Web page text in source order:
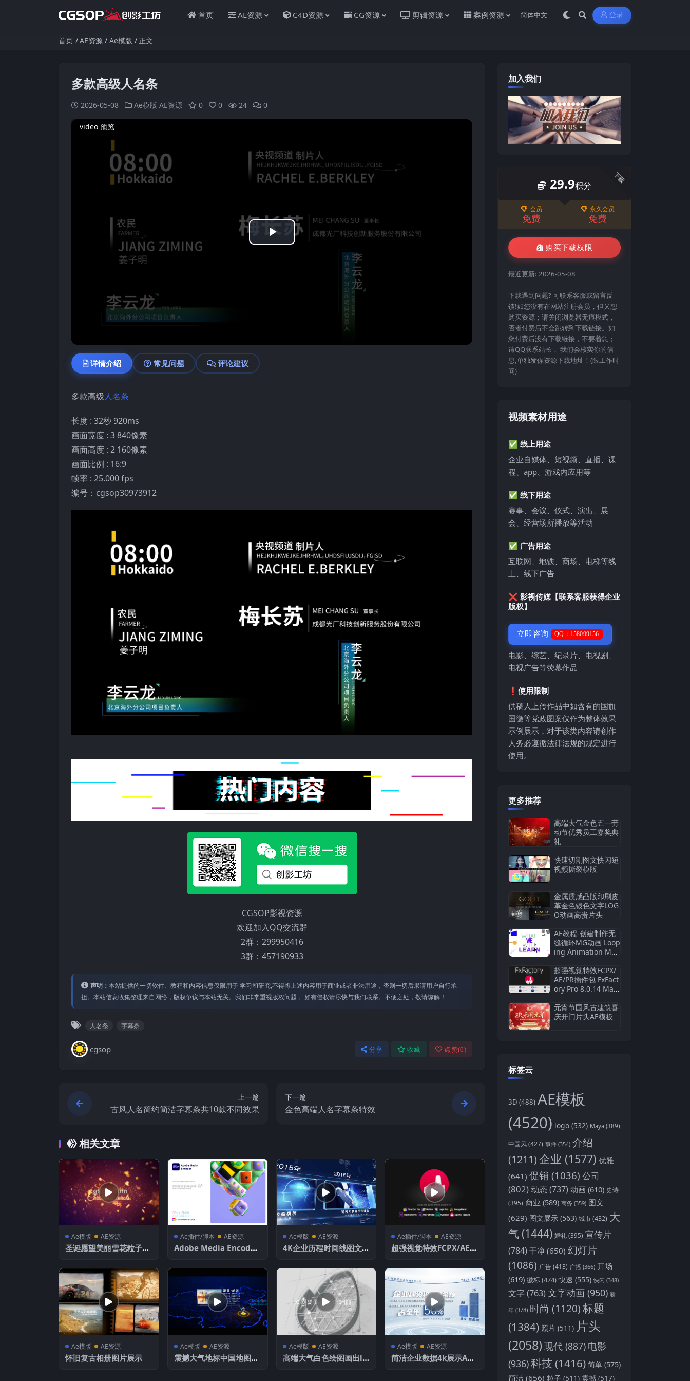
首页 AE资源 C4D资源 CG资源 剪辑资源 案例资源 登录
首页 AE资源 Ae模版 正文
多款高级人名条
2026-05-08 Ae模版 AE资源 0 0 24 0
video 预览
Play
详情介绍 常见问题 评论建议
多款高级人名条
长度 : 32秒 920ms
画面宽度 : 3 840像素
画面高度 : 2 160像素
画面比例 : 16:9
帧率 : 25.000 fps
编号：cgsop30973912
CGSOP影视资源
欢迎加入QQ交流群
2群：299950416
3群：457190933
声明： 本站提供的⼀切软件、教程和内容信息仅限⽤于 学习和研究,不得将上述内容⽤于商业或者⾮法⽤途，否则⼀切后果请⽤户⾃⾏承
担。本站信息收集整理来⾃⽹络，版权争议与本站⽆关。我们⾮常重视版权问题， 如有侵权请尽快与我们联系。不便之处，敬请谅解！
人名条 字幕条
cgsop 分享 收藏 点赞(0)
上一篇
古风人名简约简洁字幕条共10款不同效果
下一篇
金色高端人名字幕条特效
相关文章
Ae模版 AE资源
圣诞愿望美丽雪花粒子中
文字开场动画
Ae插件/脚本 AE资源
Adobe Media Encoder
ac版本下载
Ae模版 AE资源
4K企业历程时间线图文展
Ae插件/脚本 AE资源
超强视觉特效FCPX/AE/P
8.0.21 Mac全解锁版
Ae模版 AE资源
怀旧复古相册图片展示
Ae模版 AE资源
震撼大气地标中国地图图
Ae模版 AE资源
高端大气白色绘图画出lo
Ae模版 AE资源
简洁企业数据4k展示AE
加入我们
下载
29.9积分
会员
免费
永久会员
免费
购买下载权限
最近更新: 2026-05-08
下载遇到问题? 可联系客服或留言反
馈!如您没有在网站注册会员，但又想
购买资源；请关闭浏览器无痕模式，
否者付费后不会跳转到下载链接。如
您付费后没有下载链接，不要着急；
请QQ联系站长， 我们会核实你的信
息,单独发你资源下载地址！(限工作时
间)
视频素材用途
✅ 线上用途
企业自媒体、短视频、直播、课
程、app、游戏内应用等
✅ 线下用途
赛事、会议、仪式、演出、展
会、经营场所播放等活动
✅ 广告用途
互联网、地铁、商场、电梯等线
上、线下广告
❌ 影视传媒【联系客服获得企业
版权】
立即咨询 QQ：158099156
电影、综艺、纪录片、电视剧、
电视广告等荧幕作品
❗️使用限制
供稿人上传作品中如含有的国旗
国徽等党政图案仅作为整体效果
示例展示，对于该类内容请创作
人务必遵循法律法规的规定进行
使用。
更多推荐
高端大气金色五一劳
动节优秀员工嘉奖典
礼
快速切割图文快闪短
视频撕裂模版
金属质感凸版印刷皮
革金色银色文字LOG
O动画高贵片头
AE教程-创建制作无
缝循环MG动画 Loop
ing Animation Mas
After Effects
超强视觉特效FCPX/
AE/PR插件包 FxFact
ory Pro 8.0.14 Mac
元宵节国风古建筑喜
庆开门片头AE模板
标签云
3D (488) AE模板
(4520) logo (532) Maya (389)
中国风(427) 事件 (354) 介绍
(1211)企业 (1577) 优雅
(641) 促销 (1036) 公司
(802)动态 (737) 动画 (610) 史诗
(395) 商业 (589) 商务 (359) 图文
(629) 图文展示 (563) 城市(432) 大
气 (1444) 婚礼 (395) 宣传片
(784) 干净 (650) 幻灯片
(1086) 广告(413) 广播 (366) 开场
(619) 徽标(474) 快速 (555) 快闪 (348)
文字(763)文字动画 (950) 新
年 (378) 时尚 (1120)标题
(1384) 照片 (511) 片头
(2058) 现代 (887) 电影
(936)科技 (1416) 简单 (575)
简洁 (656) 粒子 (511) 震撼 (517)